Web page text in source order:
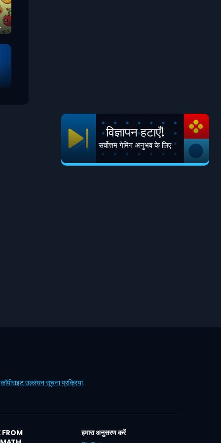
विज्ञापन हटाएँ!
सर्वोत्तम गेमिंग अनुभव के लिए
कॉपीराइट उल्लंघन सूचना प्रक्रिया.
FROM
हमारा अनुसरण करें